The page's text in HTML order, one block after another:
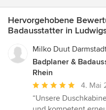
Hervorgehobene
Badausstatter in
Milko Duut
Badplaner &
Rhein
Durchschnittliche
Bewertung:
5
4. Mai
“Unsere